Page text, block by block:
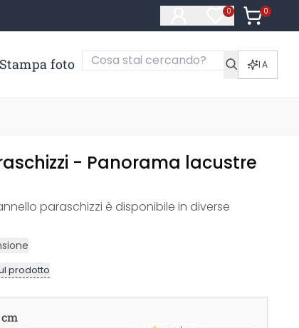
0
Articoli nella
0
Articoli
Stampa foto IA
- Panorama lacustre
paraschizzi è disponibile in diverse
prodotto